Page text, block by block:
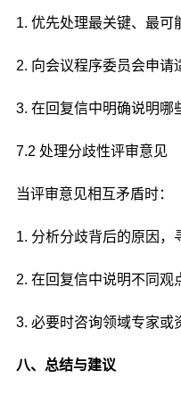
1. 优先处理最关键、最可
2. 向会议程序委员会申请
3. 在回复信中明确说明哪
7.2 处理分歧性评审意见
当评审意见相互矛盾时：
1. 分析分歧背后的原因，
2. 在回复信中说明不同观
3. 必要时咨询领域专家或
八、总结与建议